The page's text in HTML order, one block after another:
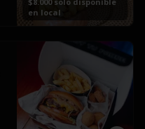
en local